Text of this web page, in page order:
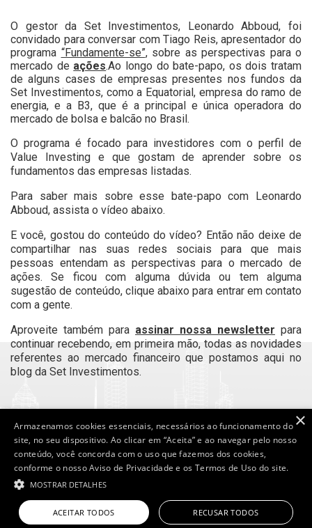
O gestor da Set Investimentos, Leonardo Abboud, foi
convidado para conversar com Tiago Reis, apresentador do
programa “Fundamente-se”, sobre as perspectivas para o
mercado de ações.Ao longo do bate-papo, os dois tratam
de alguns cases de empresas presentes nos fundos da
Set Investimentos, como a Equatorial, empresa do ramo de
energia, e a B3, que é a principal e única operadora do
mercado de bolsa e balcão no Brasil.
O programa é focado para investidores com o perfil de
Value Investing e que gostam de aprender sobre os
fundamentos das empresas listadas.
Para saber mais sobre esse bate-papo com Leonardo
Abboud, assista o vídeo abaixo.
E você, gostou do conteúdo do vídeo? Então não deixe de
compartilhar nas suas redes sociais para que mais
pessoas entendam as perspectivas para o mercado de
ações. Se ficou com alguma dúvida ou tem alguma
sugestão de conteúdo, clique abaixo para entrar em contato
com a gente.
Aproveite também para assinar nossa newsletter para
continuar recebendo, em primeira mão, todas as novidades
referentes ao mercado financeiro que postamos aqui no
blog da Set Investimentos.
VOLTAR
Powered byMZ
×
Armazenamos cookies essenciais, necessários ao funcionamento do
site, no seu dispositivo. Ao clicar em “Aceita” e ao navegar pelo nosso
conteúdo, você concorda com o uso que fazemos dos cookies,
conforme o nosso Aviso de Privacidade e os Termos de Uso do site.
MOSTRAR DETALHES
ACEITAR TODOS RECUSAR TODOS